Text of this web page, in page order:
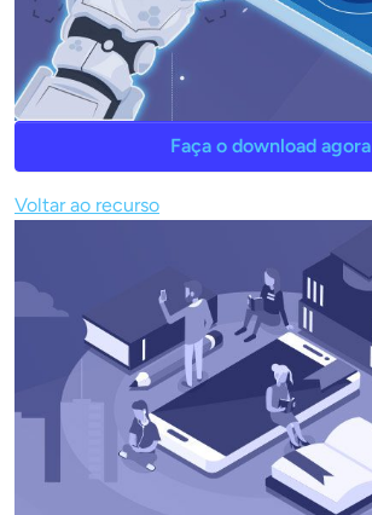
Faça o download agora
Voltar ao recurso